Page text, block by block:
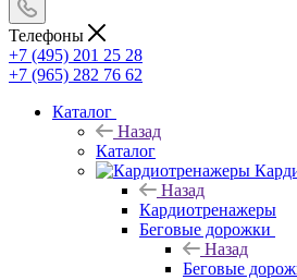
Телефоны
+7 (495) 201 25 28
+7 (965) 282 76 62
Каталог
Назад
Каталог
Назад
Кардиотренажеры
Беговые дорожки
Назад
Беговые